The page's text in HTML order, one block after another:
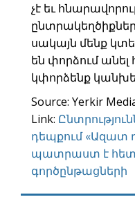
չէ եւ
սակայն մենք
են փորձում անել
կփորձենք
Source: Yerkir
Link:
դեպքում «Ազատ
պատրաստ է
գործընթացների